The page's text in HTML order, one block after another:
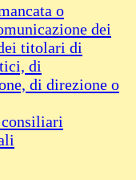
o
dei
titolari di
di
di direzione o